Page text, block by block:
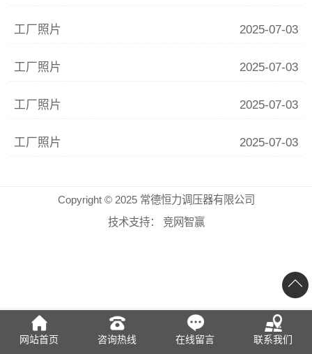
工厂照片 2025-07-03
工厂照片 2025-07-03
工厂照片 2025-07-03
工厂照片 2025-07-03
网站首页 咨询热线 在线留言 联系我们
Copyright © 2025 常德恒力调压器有限公司
技术支持：
竞网智赢